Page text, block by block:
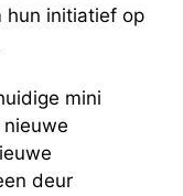
hun initiatief op
mini
deur